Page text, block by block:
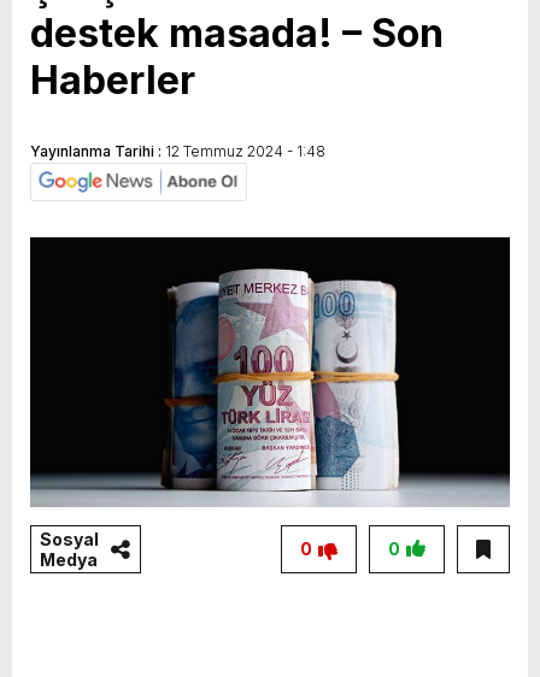
yeni özellikler belli oldu
destek masada! – Son
Haberler
Yayınlanma Tarihi : 12 Temmuz 2024 - 1:48
Sosyal
Medya
0
0